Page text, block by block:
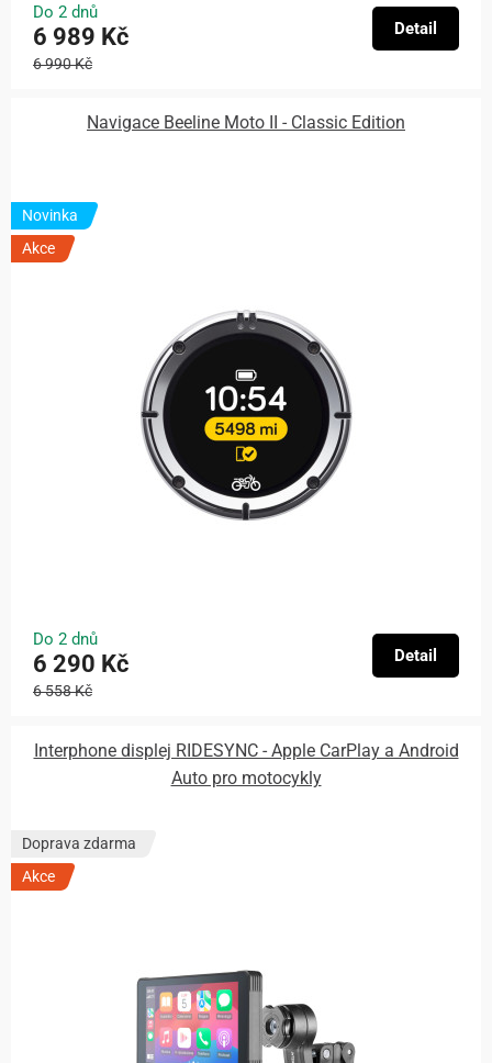
Do 2 dnů
6 989 Kč
6 990 Kč
Detail
Navigace Beeline Moto II - Classic Edition
Novinka
Akce
Do 2 dnů
6 290 Kč
6 558 Kč
Detail
Interphone displej RIDESYNC - Apple CarPlay a Android
Auto pro motocykly
Doprava zdarma
Akce